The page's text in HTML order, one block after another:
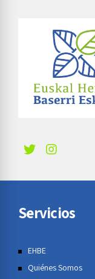
Servicios
EHBE
Quiénes Somos